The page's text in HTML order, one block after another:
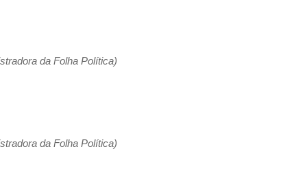
da Folha Política)
da Folha Política)